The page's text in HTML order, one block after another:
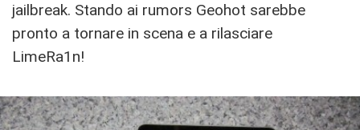
jailbreak. Stando ai rumors Geohot sarebbe
pronto a tornare in scena e a rilasciare
LimeRa1n!